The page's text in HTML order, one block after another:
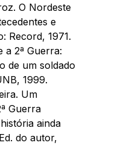
O Nordeste
e
Record, 1971.
a 2ª Guerra:
de um soldado
1999.
Um
Guerra
ainda
do autor,